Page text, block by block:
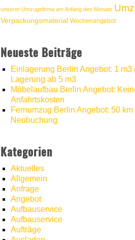
unserer Umzugsfirma am Anfang des Monats
Verpackungsmaterial Wochenangebot
Neueste Beiträge
Einlagerung Berlin Angebot: 1 m3
Lagerung ab 5 m3
Möbelaufbau Berlin Angebot:
Anfahrtskosten
Fernumzug Berlin Angebot: 50 km
Neubuchung
Kategorien
Aktuelles
Allgemein
Anfrage
Angebot
Aufbauservice
Aufbauservice
Aufträge